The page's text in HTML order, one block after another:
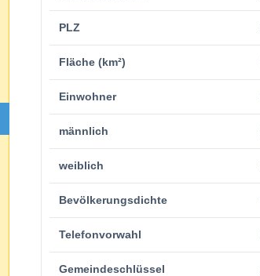
PLZ
Fläche (km²)
Einwohner
männlich
weiblich
Bevölkerungsdichte
Telefonvorwahl
Gemeindeschlüssel